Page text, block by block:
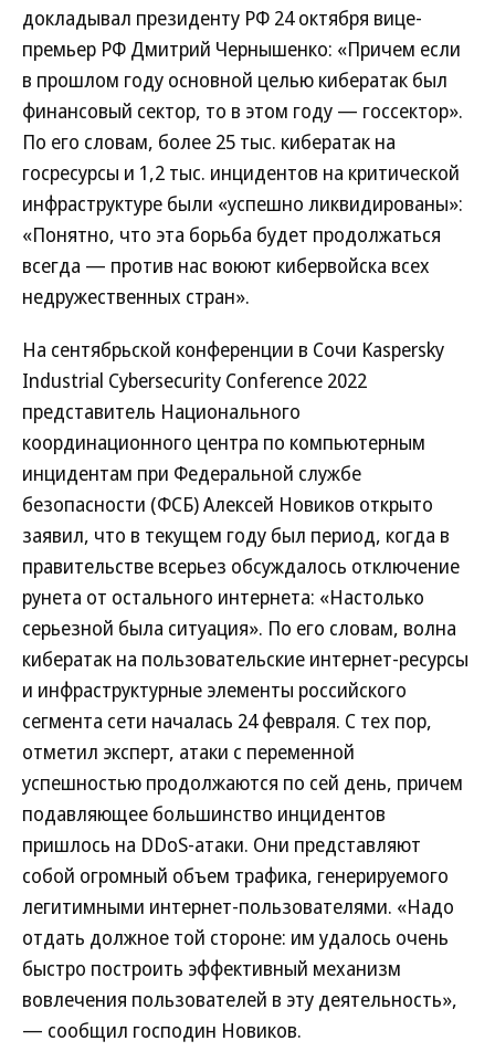
докладывал президенту РФ 24 октября вице-
премьер РФ Дмитрий Чернышенко: «Причем если
в прошлом году основной целью кибератак был
финансовый сектор, то в этом году — госсектор».
По его словам, более 25 тыс. кибератак на
госресурсы и 1,2 тыс. инцидентов на критической
инфраструктуре были «успешно ликвидированы»:
«Понятно, что эта борьба будет продолжаться
всегда — против нас воюют кибервойска всех
недружественных стран».
На сентябрьской конференции в Сочи Kaspersky
Industrial Cybersecurity Conference 2022
представитель Национального
координационного центра по компьютерным
инцидентам при Федеральной службе
безопасности (ФСБ) Алексей Новиков открыто
заявил, что в текущем году был период, когда в
правительстве всерьез обсуждалось отключение
рунета от остального интернета: «Настолько
серьезной была ситуация». По его словам, волна
кибератак на пользовательские интернет-ресурсы
и инфраструктурные элементы российского
сегмента сети началась 24 февраля. С тех пор,
отметил эксперт, атаки с переменной
успешностью продолжаются по сей день, причем
подавляющее большинство инцидентов
пришлось на DDoS-атаки. Они представляют
собой огромный объем трафика, генерируемого
легитимными интернет-пользователями. «Надо
отдать должное той стороне: им удалось очень
быстро построить эффективный механизм
вовлечения пользователей в эту деятельность»,
— сообщил господин Новиков.